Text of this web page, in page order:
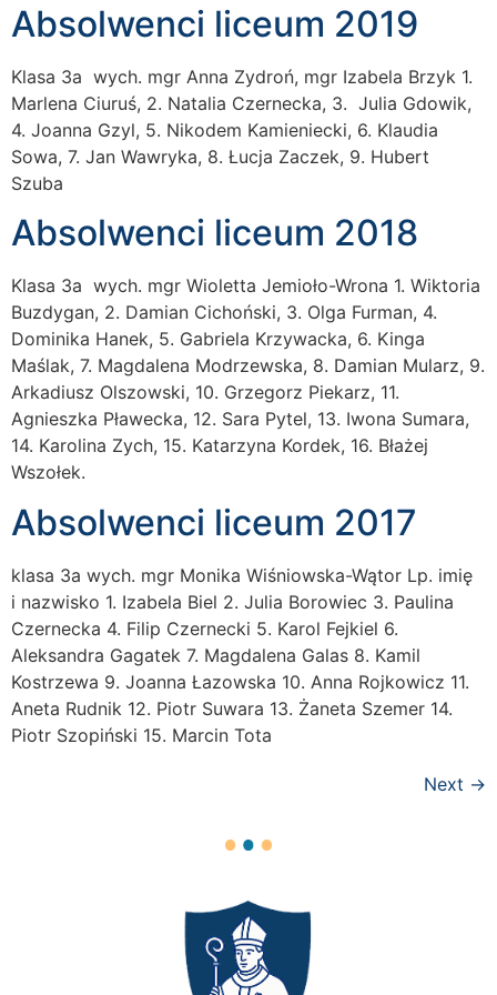
Absolwenci liceum 2019
Klasa 3a wych. mgr Anna Zydroń, mgr Izabela Brzyk 1.
Marlena Ciuruś, 2. Natalia Czernecka, 3. Julia Gdowik,
4. Joanna Gzyl, 5. Nikodem Kamieniecki, 6. Klaudia
Sowa, 7. Jan Wawryka, 8. Łucja Zaczek, 9. Hubert
Szuba
Absolwenci liceum 2018
Klasa 3a wych. mgr Wioletta Jemioło-Wrona 1. Wiktoria
Buzdygan, 2. Damian Cichoński, 3. Olga Furman, 4.
Dominika Hanek, 5. Gabriela Krzywacka, 6. Kinga
Maślak, 7. Magdalena Modrzewska, 8. Damian Mularz, 9.
Arkadiusz Olszowski, 10. Grzegorz Piekarz, 11.
Agnieszka Pławecka, 12. Sara Pytel, 13. Iwona Sumara,
14. Karolina Zych, 15. Katarzyna Kordek, 16. Błażej
Wszołek.
Absolwenci liceum 2017
klasa 3a wych. mgr Monika Wiśniowska-Wątor Lp. imię
i nazwisko 1. Izabela Biel 2. Julia Borowiec 3. Paulina
Czernecka 4. Filip Czernecki 5. Karol Fejkiel 6.
Aleksandra Gagatek 7. Magdalena Galas 8. Kamil
Kostrzewa 9. Joanna Łazowska 10. Anna Rojkowicz 11.
Aneta Rudnik 12. Piotr Suwara 13. Żaneta Szemer 14.
Piotr Szopiński 15. Marcin Tota
Next →